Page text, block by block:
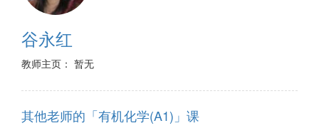
谷永红
教师主页： 暂无
其他老师的「有机化学(A1)」课